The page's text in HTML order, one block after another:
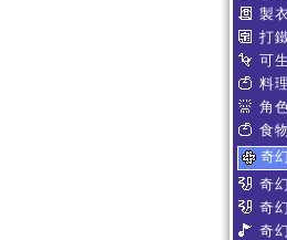
製
打
可
料
角
食
奇
奇
奇
奇